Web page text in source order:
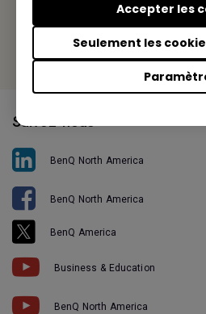
Seulement les
Accepter les
Suivez-nous
BenQ North America
BenQ North America
BenQ America
Business & Education
BenQ North America